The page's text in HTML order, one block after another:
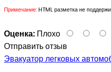
Примечание:HTML разметка не
Оценка: Плохо
Отправить отзыв
Эвакуатор легковых